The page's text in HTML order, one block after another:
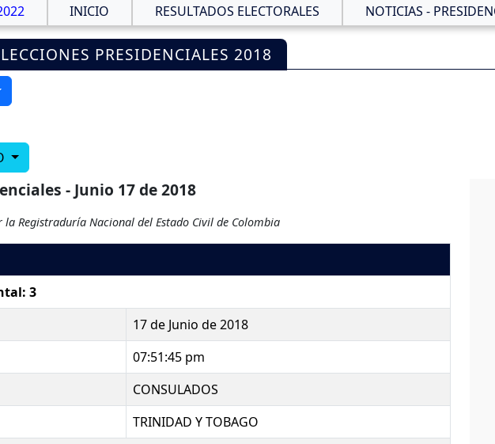
INICIO RESULTADOS ELECTORALES NOTICIAS -
PRESIDENCIALES 2018
- Junio 17 de 2018
Registraduría Nacional del Estado Civil de Colombia
3
17 de Junio de 2018
07:51:45 pm
CONSULADOS
TRINIDAD Y TOBAGO